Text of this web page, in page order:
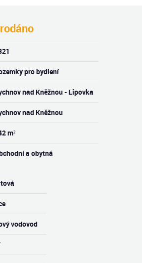
pro bydlení
nad Kněžnou - Lipovka
nad Kněžnou
m²
a obytná
vodovod